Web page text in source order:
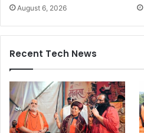
August 6, 2026
Recent Tech News